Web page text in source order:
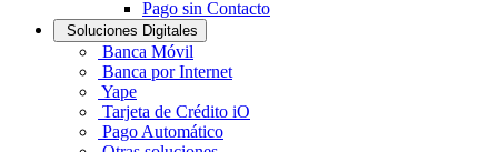
Pago sin Contacto
Soluciones Digitales
Banca Móvil
Banca por Internet
Yape
Tarjeta de Crédito iO
Pago Automático